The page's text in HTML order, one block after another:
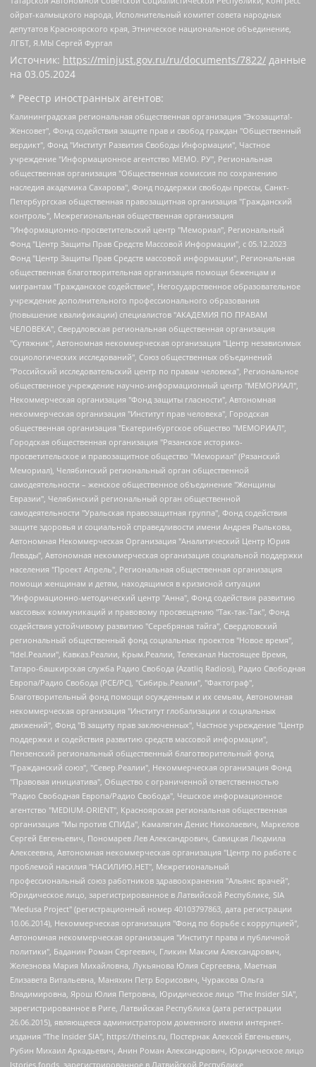
ойрат-калмыцкого народа, Исполнительный комитет совета народных
депутатов Красноярского края, Этническое национальное объединение,
ЛГБТ, Я.МЫ Сергей Фургал
Источник: https://minjust.gov.ru/ru/documents/7822/ данные
на 03.05.2024
* Реестр иностранных агентов:
Калининградская региональная общественная организация "Экозащита!-Женсовет", Фонд содействия защите прав и свобод граждан "Общественный вердикт", Фонд "Институт Развития Свободы Информации", Частное учреждение "Информационное агентство МЕМО. РУ", Региональная общественная организация "Общественная комиссия по сохранению наследия академика Сахарова", Фонд поддержки свободы прессы, Санкт-Петербургская общественная правозащитная организация "Гражданский контроль", Межрегиональная общественная организация "Информационно-просветительский центр "Мемориал", Региональный Фонд "Центр Защиты Прав Средств Массовой Информации", с 05.12.2023 Фонд "Центр Защиты Прав Средств массовой информации", Региональная общественная благотворительная организация помощи беженцам и мигрантам "Гражданское содействие", Негосударственное образовательное учреждение дополнительного профессионального образования (повышение квалификации) специалистов "АКАДЕМИЯ ПО ПРАВАМ ЧЕЛОВЕКА", Свердловская региональная общественная организация "Сутяжник", Автономная некоммерческая организация "Центр независимых социологических исследований", Союз общественных объединений "Российский исследовательский центр по правам человека", Региональное общественное учреждение научно-информационный центр "МЕМОРИАЛ", Некоммерческая организация "Фонд защиты гласности", Автономная некоммерческая организация "Институт прав человека", Городская общественная организация "Екатеринбургское общество "МЕМОРИАЛ", Городская общественная организация "Рязанское историко-просветительское и правозащитное общество "Мемориал" (Рязанский Мемориал), Челябинский региональный орган общественной самодеятельности – женское общественное объединение "Женщины Евразии", Челябинский региональный орган общественной самодеятельности "Уральская правозащитная группа", Фонд содействия защите здоровья и социальной справедливости имени Андрея Рылькова, Автономная Некоммерческая Организация "Аналитический Центр Юрия Левады", Автономная некоммерческая организация социальной поддержки населения "Проект Апрель", Региональная общественная организация помощи женщинам и детям, находящимся в кризисной ситуации "Информационно-методический центр "Анна", Фонд содействия развитию массовых коммуникаций и правовому просвещению "Так-так-Так", Фонд содействия устойчивому развитию "Серебряная тайга", Свердловский региональный общественный фонд социальных проектов "Новое время", "Idel.Реалии", Кавказ.Реалии, Крым.Реалии, Телеканал Настоящее Время, Татаро-башкирская служба Радио Свобода (Azatliq Radiosi), Радио Свободная Европа/Радио Свобода (PCE/PC), "Сибирь.Реалии", "Фактограф", Благотворительный фонд помощи осужденным и их семьям, Автономная некоммерческая организация "Институт глобализации и социальных движений", Фонд "В защиту прав заключенных", Частное учреждение "Центр поддержки и содействия развитию средств массовой информации", Пензенский региональный общественный благотворительный фонд "Гражданский союз", "Север.Реалии", Некоммерческая организация Фонд "Правовая инициатива", Общество с ограниченной ответственностью "Радио Свободная Европа/Радио Свобода", Чешское информационное агентство "MEDIUM-ORIENT", Красноярская региональная общественная организация "Мы против СПИДа", Камалягин Денис Николаевич, Маркелов Сергей Евгеньевич, Пономарев Лев Александрович, Савицкая Людмила Алексеевна, Автономная некоммерческая организация "Центр по работе с проблемой насилия "НАСИЛИЮ.НЕТ", Межрегиональный профессиональный союз работников здравоохранения "Альянс врачей", Юридическое лицо, зарегистрированное в Латвийской Республике, SIA "Medusa Project" (регистрационный номер 40103797863, дата регистрации 10.06.2014), Некоммерческая организация "Фонд по борьбе с коррупцией", Автономная некоммерческая организация "Институт права и публичной политики", Баданин Роман Сергеевич, Гликин Максим Александрович, Железнова Мария Михайловна, Лукьянова Юлия Сергеевна, Маетная Елизавета Витальевна, Маняхин Петр Борисович, Чуракова Ольга Владимировна, Ярош Юлия Петровна, Юридическое лицо "The Insider SIA", зарегистрированное в Риге, Латвийская Республика (дата регистрации 26.06.2015), являющееся администратором доменного имени интернет-издания "The Insider SIA", https://theins.ru, Постернак Алексей Евгеньевич, Рубин Михаил Аркадьевич, Анин Роман Александрович, Юридическое лицо Istories fonds, зарегистрированное в Латвийской Республике (регистрационный номер 50008295751, дата регистрации 24.02.2020), Великовский Дмитрий Александрович, Долинина Ирина Николаевна, Мароховская Алеся Алексеевна, Шлейнов Роман Юрьевич, Шмагун Олеся Валентиновна, Общество с ограниченной ответственностью "Альтаир 2021", Общество с ограниченной ответственностью "Вега 2021", Общество с ограниченной ответственностью "Главный редактор 2021", Общество с ограниченной ответственностью "Ромашки монолит", Важенков Артем Валерьевич, Ивановская областная общественная организация "Центр гендерных исследований", Гурман Юрий Альбертович, Медиапроект "ОВД-Инфо", Егоров Владимир Владимирович, Жилинский Владимир Александрович, Общество с ограниченной ответственностью "ЗП", Иванова София Юрьевна, Карезина Инна Павловна, Кильтау Екатерина Викторовна, Петров Алексей Викторович, Пискунов Сергей Евгеньевич, Смирнов Сергей Сергеевич, Тихонов Михаил Сергеевич, Общество с ограниченной ответственностью "ЖУРНАЛИСТ-ИНОСТРАННЫЙ АГЕНТ", Арапова Галина Юрьевна, Вольтская Татьяна Анатольевна, Американская компания "Mason G.E.S. Anonymous Foundation" (США), являющаяся владельцем интернет-издания https://mnews.world/, Компания "Stichting Bellingcat", зарегистрированная в Нидерландах (дата регистрации 11.07.2018), Захаров Андрей Вячеславович, Клепиковская Екатерина Дмитриевна, Общество с ограниченной ответственностью "МЕМО", Перл Роман Александрович, Симонов Евгений Алексеевич, Соловьева Елена Анатольевна, Сотников Даниил Владимирович, Сурначева Елизавета Дмитриевна, Автономная некоммерческая организация по защите прав человека и информированию населения "Якутия – Наше Мнение", Общество с ограниченной ответственностью "Москоу диджитал медиа", с 26.01.2023 Общество с ограниченной ответственностью "Чайка Белые сады", Ветошкина Валерия Валерьевна, Заговора Максим Александрович, Межрегиональное общественное движение "Российская ЛГБТ - сеть", Оленичев Максим Владимирович, Павлов Иван Юрьевич, Скворцова Елена Сергеевна, Общество с ограниченной ответственностью "Как бы инагент", Кочетков Игорь Викторович, Общество с ограниченной ответственностью "Честные выборы", Еланчик Олег Александрович, Общество с ограниченной ответственностью "Нобелевский призыв", Гималова Регина Эмилевна, Григорьев Андрей Валерьевич, Григорьева Алина Александровна, Ассоциация по содействию защите прав призывников, альтернативнослужащих и военнослужащих "Правозащитная группа "Гражданин.Армия.Право", Хисамова Регина Фаритовна, Автономная некоммерческая организация по реализации социально-правовых программ "Лилит", Дальневосточное общественное движение "Маяк", Санкт-Петербургская ЛГБТ-инициативная группа "Выход", Инициативная группа ЛГБТ+ "Реверс", Алексеев Андрей Викторович, Бекбулатова Таисия Львовна, Беляев Иван Михайлович, Владыкина Елена Сергеевна, Гельман Марат Александрович, Никульшина Вероника Юрьевна, Толоконникова Надежда Андреевна, Шендерович Виктор Анатольевич, Общество с ограниченной ответственностью "Данное сообщение", Общество с ограниченной ответственностью Издательский дом "Новая глава", Айнбиндер Александра Александровна, Московский комьюнити-центр для ЛГБТ+инициатив, Благотворительный фонд развития филантропии, Deutsche Welle (Германия, Kurt-Schumacher-Strasse 3, 53113 Bonn), Борзунова Мария Михайловна, Воробьев Виктор Викторович, Голубева Анна Львовна, Константинова Алла Михайловна, Малкова Ирина Владимировна, Мурадов Мурад Абдулгалимович, Осетинская Елизавета Николаевна, Понасенков Евгений Николаевич, Ганапольский Матвей Юрьевич, Киселев Евгений Алексеевич, Борухович Ирина Григорьевна, Дремин Иван Тимофеевич, Дубровский Дмитрий Викторович, Красноярская региональная общественная организация поддержки и развития альтернативных образовательных технологий и межкультурных коммуникаций "ИНТЕРРА", Маяковская Екатерина Алексеевна, Фейгин Марк Захарович, Филимонов Андрей Викторович, Дзугкоева Регина Николаевна, Доброхотов Роман Александрович, Дудь Юрий Александрович, Елкин Сергей Владимирович, Кругликов Кирилл Игоревич, Сабунаева Мария Леонидовна, Семенов Алексей Владимирович, Шаинян Карен Багратович, Шульман Екатерина Михайловна, Асафьев Артур Валерьевич, Вахштайн Виктор Семенович, Венедиктов Алексей Алексеевич, Лушникова Екатерина Евгеньевна, Волков Леонид Михайлович, Невзоров Александр Глебович, Пархоменко Сергей Борисович, Сироткин Ярослав Николаевич, Кара-Мурза Владимир Владимирович, Баранова Наталья Владимировна, Гозман Леонид Яковлевич, Кагарлицкий Борис Юльевич, Климарев Михаил Валерьевич, Милов Владимир Станиславович, Автономная некоммерческая организация Краснодарский центр современного искусства "Типография", Моргенштерн Алишер Тагирович, Соболь Любовь Эдуардовна, Общество с ограниченной ответственностью "ЛИЗА НОРМ", Каспаров Гарри Кимович, Ходорковский Михаил Борисович, Общество с ограниченной ответственностью "Апрельские тезисы", Данилович Ирина Брониславовна, Кашин Олег Владимирович, Петров Николай Владимирович, Пивоваров Алексей Владимирович, Соколов Михаил Владимирович, Цветкова Юлия Владимировна, Чичваркин Евгений Александрович, Комитет против пыток/Команда против пыток, Общество с ограниченной ответственностью "Первый научный", Общество с ограниченной ответственностью "Вертолет и ко", Белоцерковская Вероника Борисовна, Кац Максим Евгеньевич, Лазарева Татьяна Юрьевна, Шаведдинов Руслан Табризович, Яшин Илья Валерьевич, Общество с ограниченной ответственностью "Иноагент ААВ", Алешковский Дмитрий Петрович, Альбац Евгения Марковна, Быков Дмитрий Львович, Галямина Юлия Евгеньевна, Лойко Сергей Леонидович, Мартынов Кирилл Константинович, Медведев Сергей Александрович, Крашенинников Федор Геннадиевич, Гордеева Катерина Вл